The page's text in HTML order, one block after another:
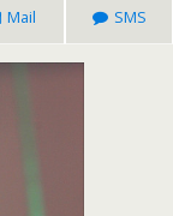
Mail SMS